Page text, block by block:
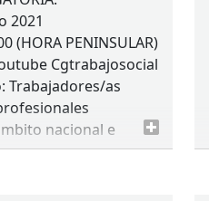
2021
(HORA PENINSULAR)
Cgtrabajosocial
Trabajadores/as
nacional e